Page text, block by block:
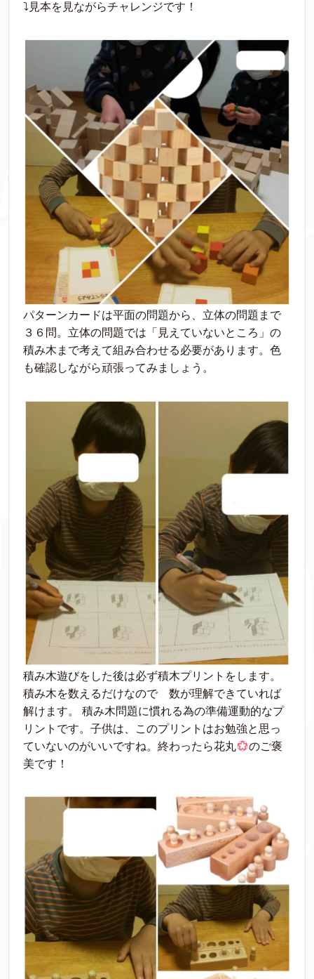
⤵見本を見ながらチャレンジです！
パターンカードは平面の問題から、立体の問題まで
３６問。立体の問題では「見えていないところ」の
積み木まで考えて組み合わせる必要があります。色
も確認しながら頑張ってみましょう。
積み木遊びをした後は必ず積木プリントをします。
積み木を数えるだけなので 数が理解できていれば
解けます。 積み木問題に慣れる為の準備運動的なプ
リントです。子供は、このプリントはお勉強と思っ
ていないのがいいですね。終わったら花丸
のご褒
美です！